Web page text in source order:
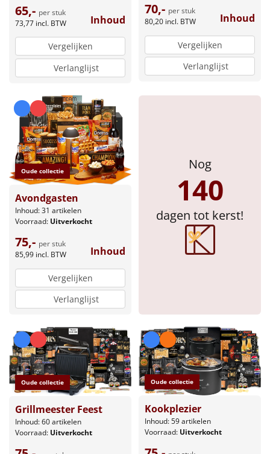
65,- per stuk
73,77 incl. BTW Inhoud
Vergelijken
Verlanglijst
70,- per stuk
80,20 incl. BTW Inhoud
Vergelijken
Verlanglijst
Oude collectie
Avondgasten
Inhoud: 31 artikelen
Voorraad: Uitverkocht
75,- per stuk
85,99 incl. BTW Inhoud
Vergelijken
Verlanglijst
Nog
140
dagen tot kerst!
Oude collectie
Grillmeester Feest
Inhoud: 60 artikelen
Voorraad: Uitverkocht
Oude collectie
Kookplezier
Inhoud: 59 artikelen
Voorraad: Uitverkocht